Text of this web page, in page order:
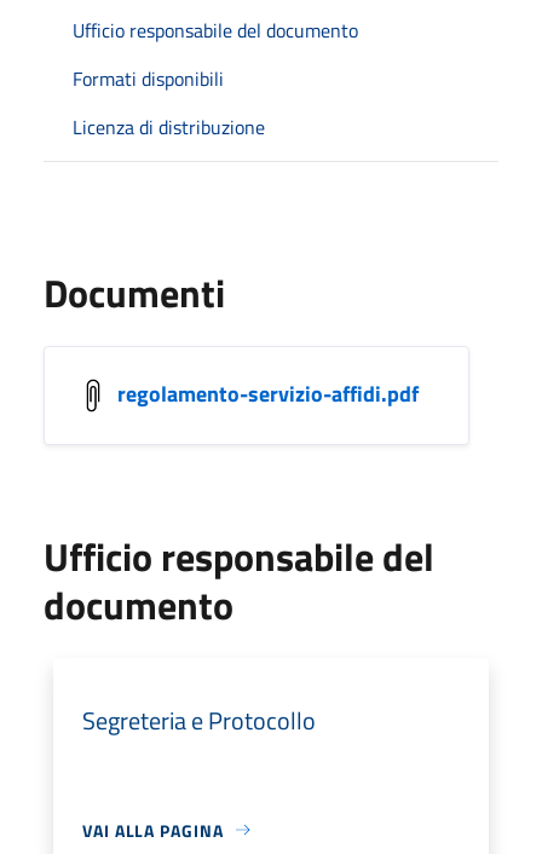
Ufficio responsabile del documento
Formati disponibili
Licenza di distribuzione
Documenti
regolamento-servizio-affidi.pdf
Ufficio responsabile del
documento
Segreteria e Protocollo
VAI ALLA PAGINA